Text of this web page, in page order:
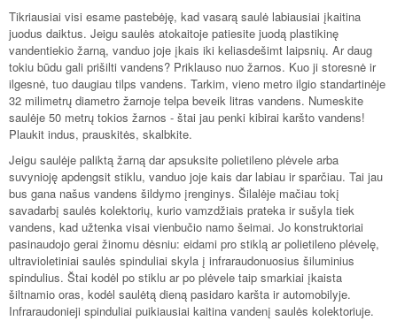
Tikriausiai visi esame pastebėję, kad vasarą saulė labiausiai įkaitina
juodus daiktus. Jeigu saulės atokaitoje patiesite juodą plastikinę
vandentiekio žarną, vanduo joje įkais iki keliasdešimt laipsnių. Ar daug
tokiu būdu gali prišilti vandens? Priklauso nuo žarnos. Kuo ji storesnė ir
ilgesnė, tuo daugiau tilps vandens. Tarkim, vieno metro ilgio standartinėje
32 milimetrų diametro žarnoje telpa beveik litras vandens. Numeskite
saulėje 50 metrų tokios žarnos - štai jau penki kibirai karšto vandens!
Plaukit indus, prauskitės, skalbkite.
Jeigu saulėje paliktą žarną dar apsuksite polietileno plėvele arba
suvynioję apdengsit stiklu, vanduo joje kais dar labiau ir sparčiau. Tai jau
bus gana našus vandens šildymo įrenginys. Šilalėje mačiau tokį
savadarbį saulės kolektorių, kurio vamzdžiais prateka ir sušyla tiek
vandens, kad užtenka visai vienbučio namo šeimai. Jo konstruktoriai
pasinaudojo gerai žinomu dėsniu: eidami pro stiklą ar polietileno plėvelę,
ultravioletiniai saulės spinduliai skyla į infraraudonuosius šiluminius
spindulius. Štai kodėl po stiklu ar po plėvele taip smarkiai įkaista
šiltnamio oras, kodėl saulėtą dieną pasidaro karšta ir automobilyje.
Infraraudonieji spinduliai puikiausiai kaitina vandenį saulės kolektoriuje.